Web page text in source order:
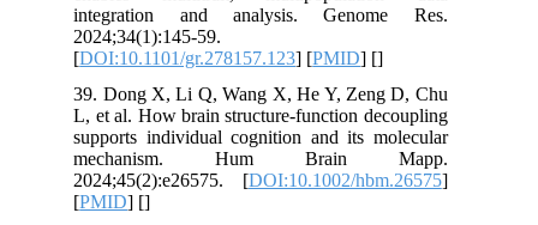
integration and analysis. Genome Res.
2024;34(1):145-59.
[DOI:10.1101/gr.278157.123] [PMID] [
39. Dong X, Li Q, Wang X, He Y, Zeng D, Chu
L, et al. How brain structure-function decoupling
supports individual cognition and its molecular
mechanism. Hum Brain Mapp.
2024;45(2):e26575. [DOI:10.1002/hbm.26575
[PMID] [